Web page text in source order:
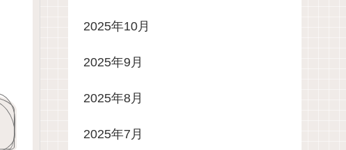
2025年10月
2025年9月
2025年8月
2025年7月